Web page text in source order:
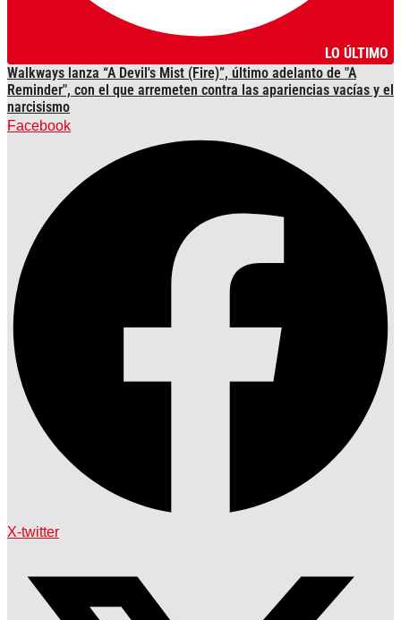
LO ÚLTIMO
Walkways lanza “A Devil's Mist (Fire)”, último adelanto de "A
Reminder", con el que arremeten contra las apariencias vacías y el
narcisismo
Facebook
X-twitter